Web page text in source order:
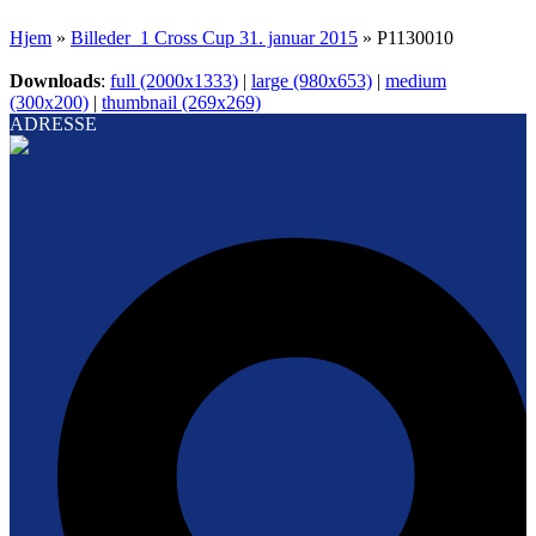
Hjem » Billeder_1 Cross Cup 31. januar 2015 » P1130010
Downloads: full (2000x1333) | large (980x653) | medium
(300x200) | thumbnail (269x269)
ADRESSE